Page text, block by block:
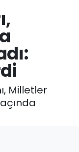
Milletler